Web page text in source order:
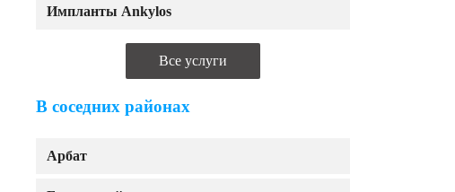
Импланты Ankylos
Все услуги
В соседних районах
Арбат